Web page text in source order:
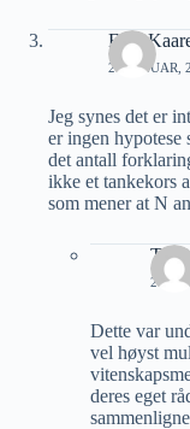
Finn
20 JANUAR,
Jeg synes det er
er ingen hypotese
det antall
ikke et tankekors
som mener at N
Tore
20
Dette var
vel høyst
deres eget